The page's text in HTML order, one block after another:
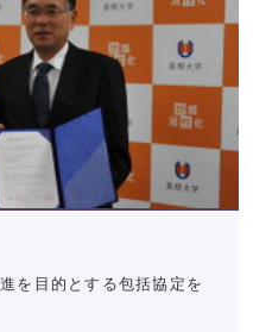
を目的とする包括協定を